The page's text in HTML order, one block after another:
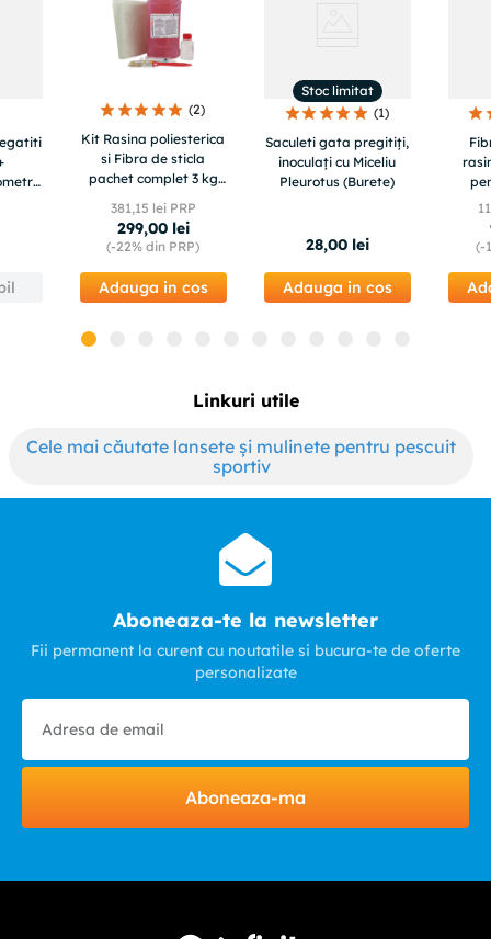
(2)
Kit Rasina poliesterica
si Fibra de sticla
pachet complet 3 kg
moto , ambarcatiuni
BIG KIT
381,15 lei PRP
299,00 lei
(-22% din PRP)
Adauga in cos
Stoc limitat
(1)
Saculeti gata pregitiți,
inoculați cu Miceliu
Pleurotus (Burete)
28,00 lei
Adauga in cos
(-
Linkuri utile
Cele mai căutate lansete și mulinete pentru pescuit
sportiv
Aboneaza-te la newsletter
Fii permanent la curent cu noutatile si bucura-te de oferte
personalizate
Aboneaza-ma